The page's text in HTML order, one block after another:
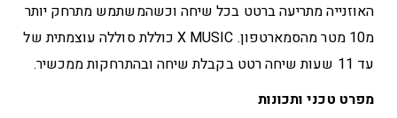
האוזנייה מתריעה ברטט בכל שיחה וכשהמשתמש מתרחק יותר
מ10 מטר מהסמארטפון.
X MUSIC כוללת סוללה עוצמתית של
עד 11 שעות שיחה רטט בקבלת שיחה ובהתרחקות ממכשיר.
מפרט טכני ותכונות